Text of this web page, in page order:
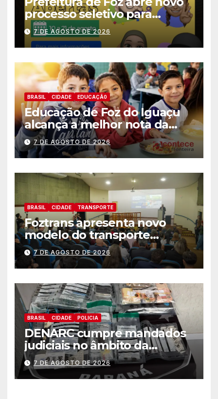
processo seletivo para
estagiários
7 DE AGOSTO DE 2026
BRASIL CIDADE EDUCAÇÃ0
Educação de Foz do Iguaçu
alcança a melhor nota da
história no IDEB
7 DE AGOSTO DE 2026
BRASIL CIDADE TRANSPORTE
Foztrans apresenta novo
modelo do transporte
coletivo em audiência
pública e avança para um
sistema mais moderno e
eficiente
7 DE AGOSTO DE 2026
BRASIL CIDADE POLICIA
DENARC cumpre mandados
judiciais no âmbito da
“Operação Quadrante do Pó”
em Foz do Iguaçu
7 DE AGOSTO DE 2026